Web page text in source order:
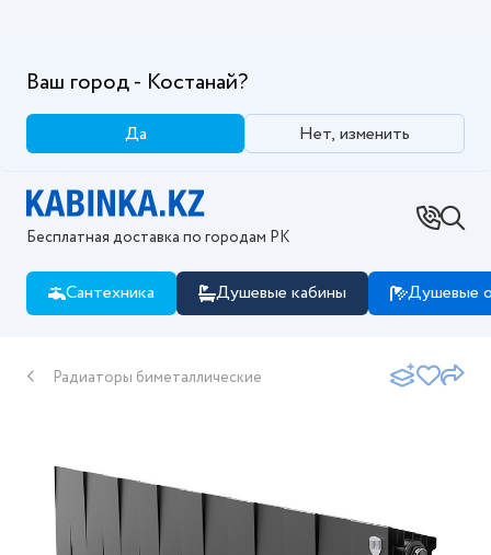
Ваш город - Костанай?
Да Нет, изменить
Бесплатная доставка по городам РК
Сантехника Душевые кабины Душевые
Радиаторы биметаллические